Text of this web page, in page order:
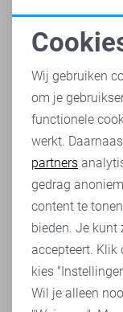
2026 bij
Het najaar vraagt
veelzijdig én
Ontdek nu
Analytische
Marketing
Wij gebruiken
om je
functionele
werkt.
partners
gedrag
content te
bieden. Je kunt
accepteert. Klik
kies
Wil je alleen